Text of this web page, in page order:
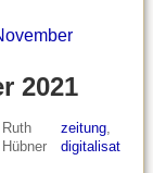
2021
Ruth
Hübner
zeitung,
digitalisat